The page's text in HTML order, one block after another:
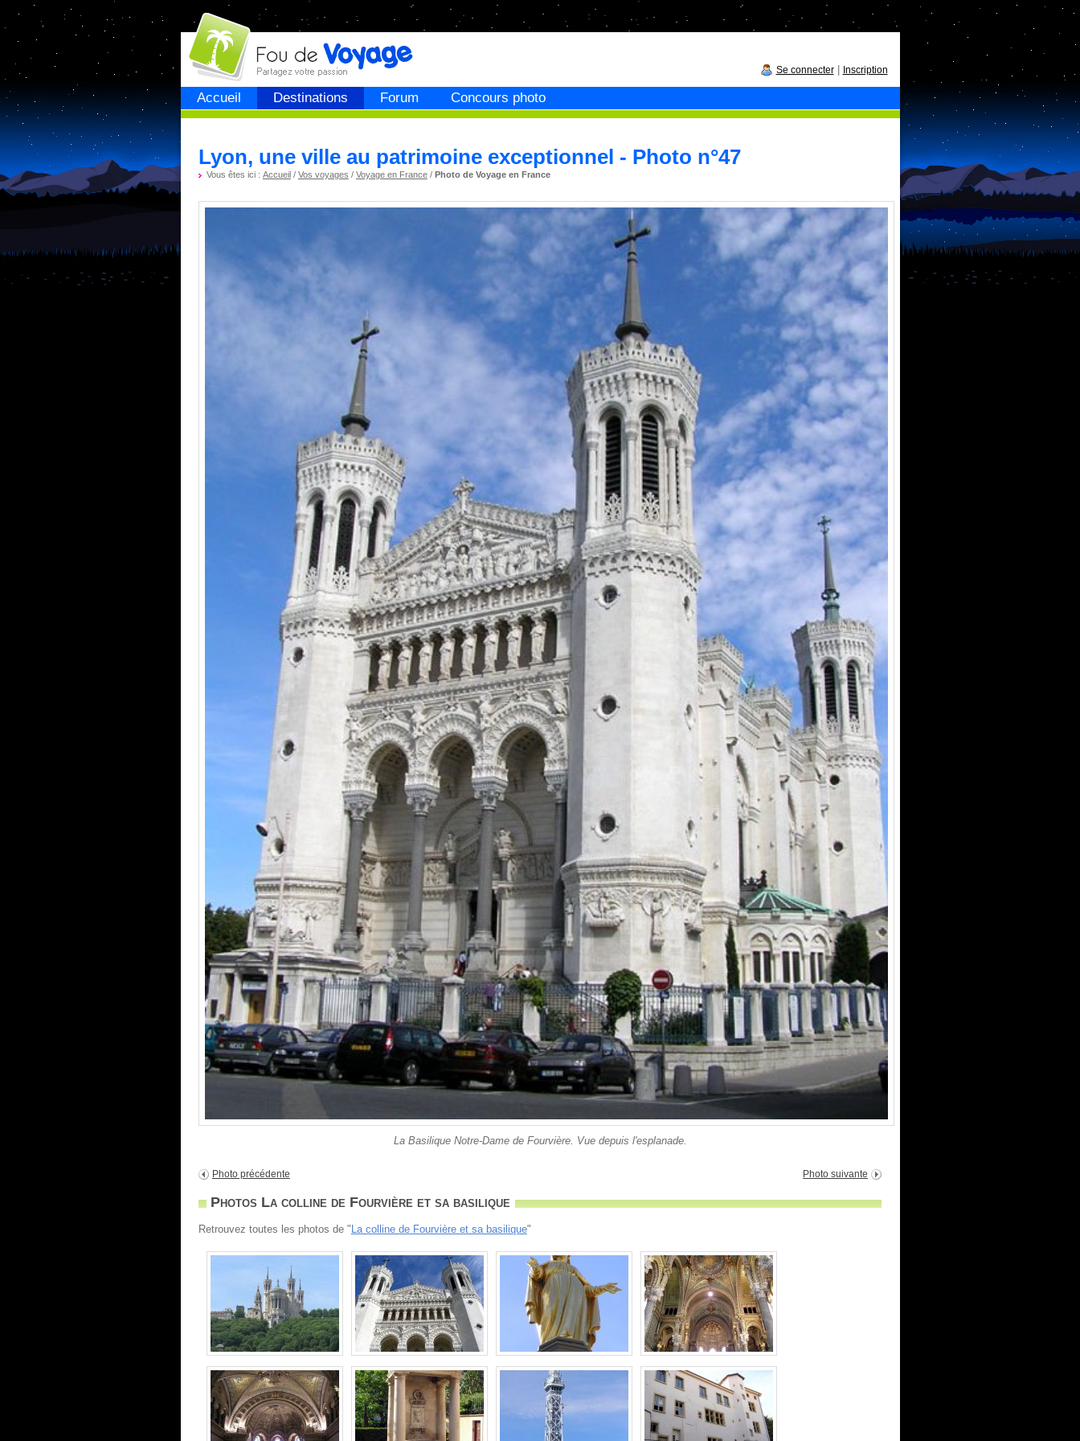
Accueil Destinations Forum Concours photo
Fou devoyage
Se connecter| Inscription
Lyon, une ville au patrimoine exceptionnel - Photo n°47
Vous êtes ici : Accueil/ Vos voyages / Voyage en France/ Photo de Voyage en France
La Basilique Notre-Dame de Fourvière. Vue depuis l'esplanade.
Photo précédente Photo suivante
Photos La colline de Fourvière et sa basilique
Retrouvez toutes les photos de "La colline de Fourvière et sa basilique"